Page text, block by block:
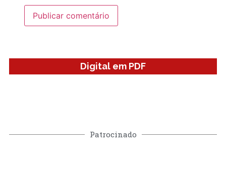
Digital em PDF
Patrocinado